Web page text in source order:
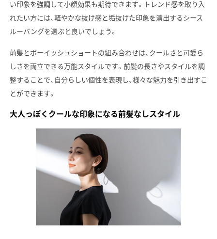
い印象を強調して小顔効果も期待できます。トレンド感を取り入
れたい方には、軽やかな抜け感と垢抜けた印象を演出するシース
ルーバングを選ぶと良いでしょう。
前髪とボーイッシュショートの組み合わせは、クールさと可愛ら
しさを両立できる万能スタイルです。前髪の長さやスタイルを調
整することで、自分らしい個性を表現し、様々な魅力を引き出すこ
とができます。
大人っぽくクールな印象になる前髪なしスタイル